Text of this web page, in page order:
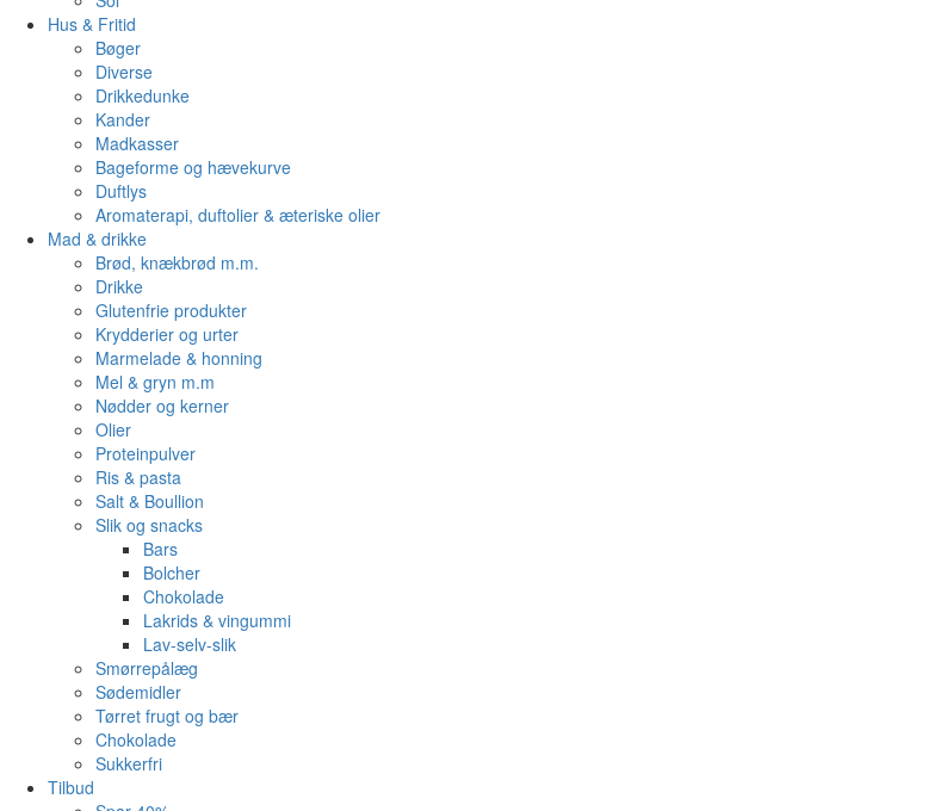
Hus & Fritid
Bøger
Diverse
Drikkedunke
Kander
Madkasser
Bageforme og hævekurve
Duftlys
Aromaterapi, duftolier & æteriske olier
Mad & drikke
Brød, knækbrød m.m.
Drikke
Glutenfrie produkter
Krydderier og urter
Marmelade & honning
Mel & gryn m.m
Nødder og kerner
Olier
Proteinpulver
Ris & pasta
Salt & Boullion
Slik og snacks
Bars
Bolcher
Chokolade
Lakrids & vingummi
Lav-selv-slik
Smørrepålæg
Sødemidler
Tørret frugt og bær
Chokolade
Sukkerfri
Tilbud